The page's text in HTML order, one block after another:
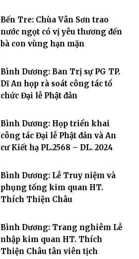
Bến Tre: Chùa Vân Sơn trao
nước ngọt có vị yêu thương đến
bà con vùng hạn mặn
Bình Dương: Ban Trị sự PG TP.
Dĩ An họp rà soát công tác tổ
chức Đại lễ Phật đản
Bình Dương: Họp triển khai
công tác Đại lễ Phật đản và An
cư Kiết hạ PL.2568 – DL. 2024
Bình Dương: Lễ Truy niệm và
phụng tống kim quan HT.
Thích Thiện Châu
Bình Dương: Trang nghiêm Lễ
nhập kim quan HT. Thích
Thiện Châu tân viên tịch